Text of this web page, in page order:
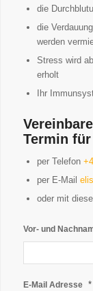
die
die
werden
Stress wird
erholt
Ihr
Termin
per Telefon
per E-Mail
oder mit
Vor- und
E-Mail Adresse *